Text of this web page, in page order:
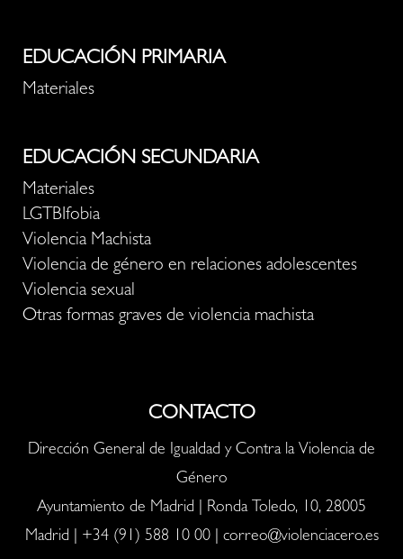
EDUCACIÓN PRIMARIA
Materiales
EDUCACIÓN SECUNDARIA
Materiales
LGTBIfobia
Violencia Machista
Violencia de género en relaciones adolescentes
Violencia sexual
Otras formas graves de violencia machista
CONTACTO
Dirección General de Igualdad y Contra la Violencia de
Género
Ayuntamiento de Madrid | Ronda Toledo, 10, 28005
Madrid | +34 (91) 588 10 00| correo@violenciacero.es